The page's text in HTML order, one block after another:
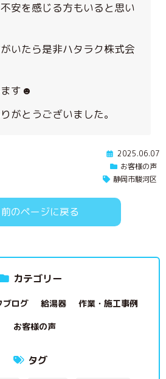
安を感じる方もいると思い
いたら是非ハタラク株式会
ます☻
がとうございました。
2025.06.07
お客様の声
静岡市駿河区
前のページに戻る
カテゴリー
ブログ 給湯器
作業・施工事例
お客様の声
タグ